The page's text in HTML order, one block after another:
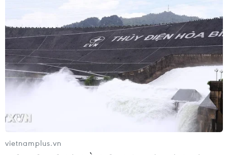
Tunisia đẩy mạnh cuộc chiến chống chủ
nghĩa cực đoan và khủng bố
08/11/2016 01:11
Tunisia đã thông qua chiến lược quốc gia chống chủ
nghĩa cực đoan và khủng bố, tập trung vào 4 vấn đề
chính là phòng ngừa, bảo vệ, truy tố và đáp trả.
vietnamplus.vn